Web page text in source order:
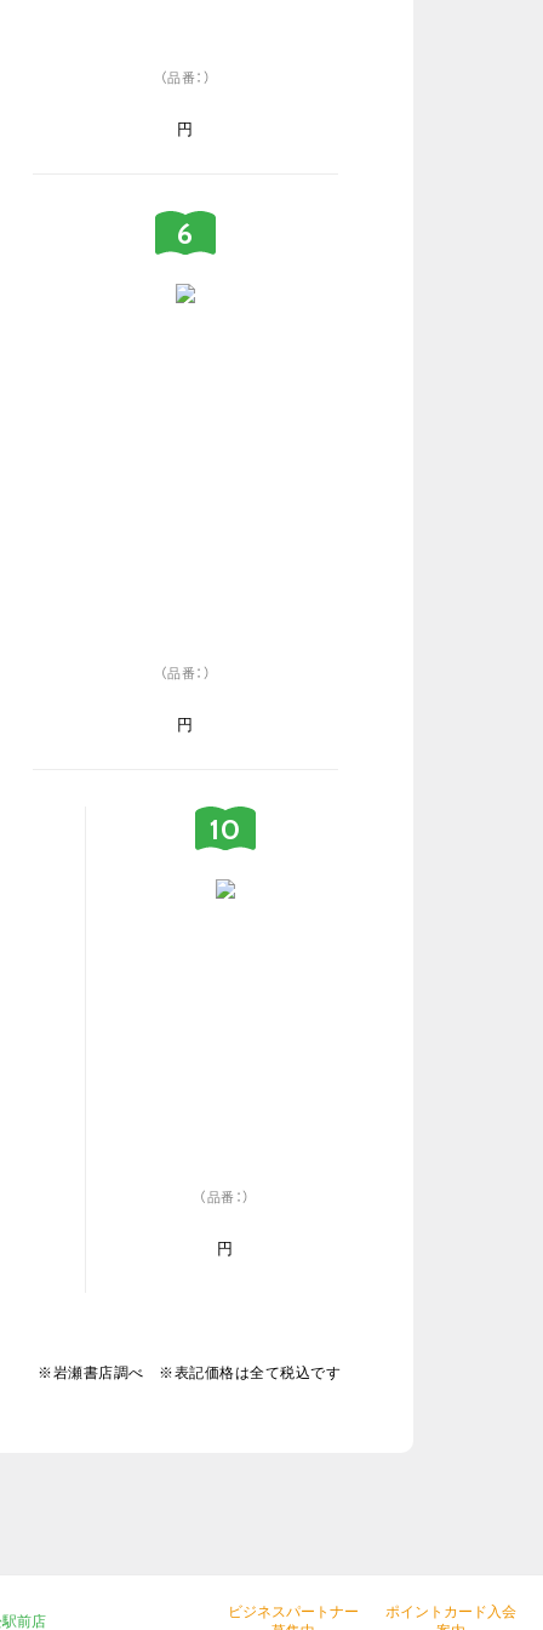
（品番：）
円
（品番：）
円
（品番：）
円
※岩瀬書店調べ ※表記価格は全て税込です
前店
ビジネスパートナー
ポイントカード入会